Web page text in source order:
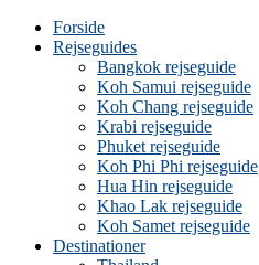
Forside
Rejseguides
Bangkok rejseguide
Koh Samui rejseguide
Koh Chang rejseguide
Krabi rejseguide
Phuket rejseguide
Koh Phi Phi rejseguide
Hua Hin rejseguide
Khao Lak rejseguide
Koh Samet rejseguide
Destinationer